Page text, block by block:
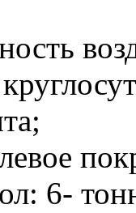
6-